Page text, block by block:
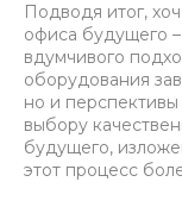
Подводя итог,
офиса будущего
вдумчивого
оборудования
но и
выбору
будущего,
этот процесс